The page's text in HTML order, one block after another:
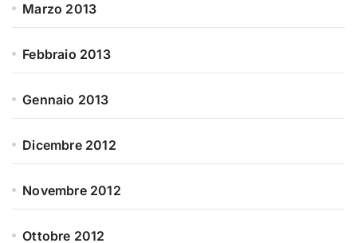
Marzo 2013
Febbraio 2013
Gennaio 2013
Dicembre 2012
Novembre 2012
Ottobre 2012